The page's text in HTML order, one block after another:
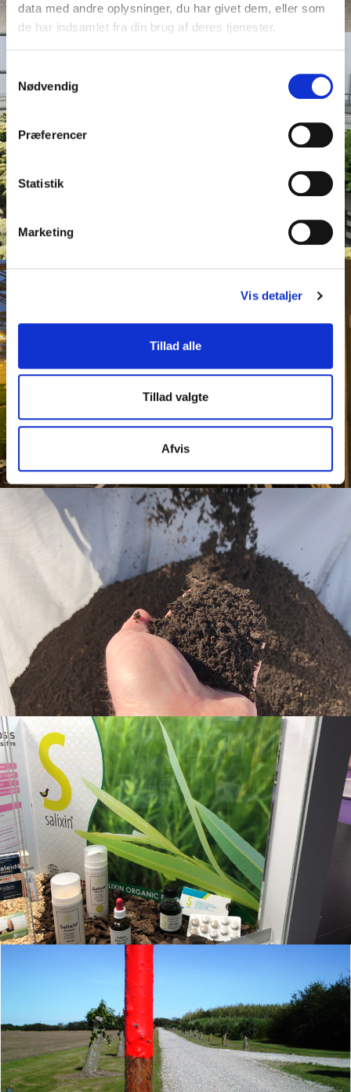
data med andre oplysninger, du har givet dem, eller som
de har indsamlet fra din brug af deres tjenester.
Samtykkevalg
Nødvendig
Præferencer
Statistik
Marketing
Vis detaljer
Tillad alle
Tillad valgte
Afvis